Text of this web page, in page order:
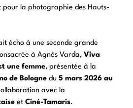
pour la photographie des Hauts-
écho à une seconde grande
à Agnès Varda, Viva
une femme, présentée à la
de Bolognedu 5 mars 2026 au
avec la
et Ciné-Tamaris.